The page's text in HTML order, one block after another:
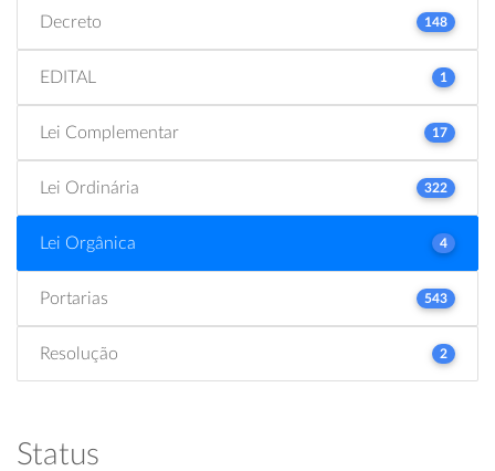
Decreto 148
EDITAL 1
Lei Complementar 17
Lei Ordinária 322
Lei Orgânica 4
Portarias 543
Resolução 2
Status